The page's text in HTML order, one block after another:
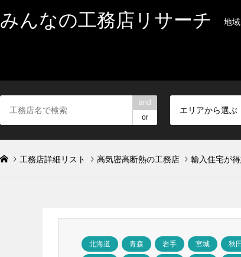
みんなの工務店リサーチ 地
and
or
エリアから選ぶ
工務店詳細リスト 高気密高断熱の工務店 輸入住宅が
北海道 青森 岩手 宮城 秋田